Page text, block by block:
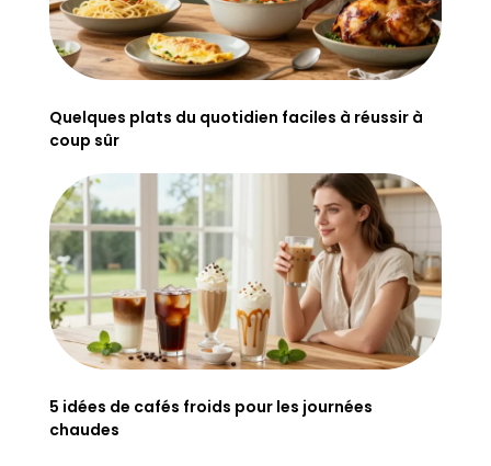
Quelques plats du quotidien faciles à réussir à
coup sûr
5 idées de cafés froids pour les journées
chaudes